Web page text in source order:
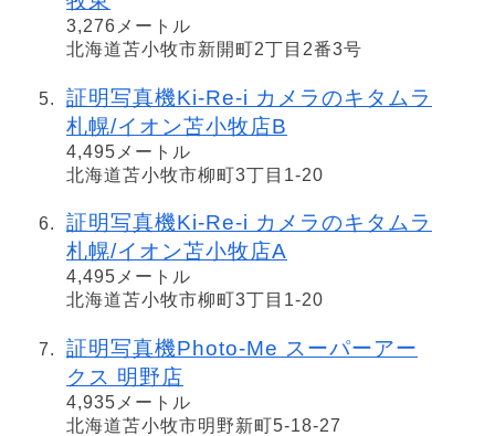
3,276メートル
北海道苫小牧市新開町2丁目2番3号
証明写真機Ki-Re-i カメラのキタムラ
札幌/イオン苫小牧店B
4,495メートル
北海道苫小牧市柳町3丁目1-20
証明写真機Ki-Re-i カメラのキタムラ
札幌/イオン苫小牧店A
4,495メートル
北海道苫小牧市柳町3丁目1-20
証明写真機Photo-Me スーパーアー
クス 明野店
4,935メートル
北海道苫小牧市明野新町5-18-27